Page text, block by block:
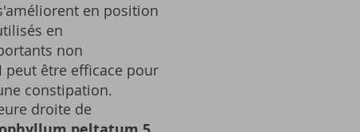
en position
en
non
peut être efficace pour
constipation.
droite de